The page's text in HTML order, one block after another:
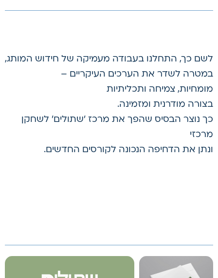
לשם כך, התחלנו בעבודה מעמיקה של חידוש המותג,
במטרה לשדר את הערכים העיקריים –
מומחיות, צמיחה ותכליתיות
בצורה מודרנית ומזמינה.
כך נוצר הבסיס שהפך את מרכז 'שתולים' לשחקן
מרכזי
ונתן את הדחיפה הנכונה לקורסים החדשים.